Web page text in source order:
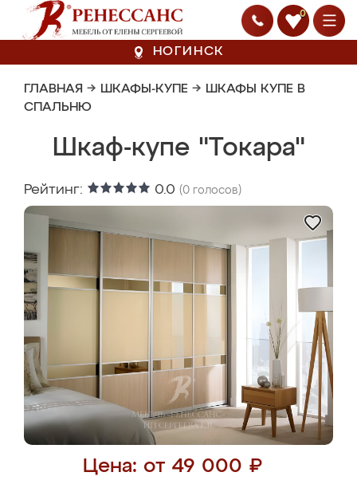
0
НОГИНСК
ГЛАВНАЯ → ШКАФЫ-КУПЕ → ШКАФЫ КУПЕ В
СПАЛЬНЮ
Шкаф-купе "Токара"
Рейтинг: 0.0 (0 голосов)
Цена: от 49 000 ₽